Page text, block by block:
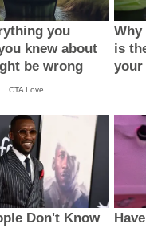
you
knew about
be wrong
CTA Love
is
your
Don't Know